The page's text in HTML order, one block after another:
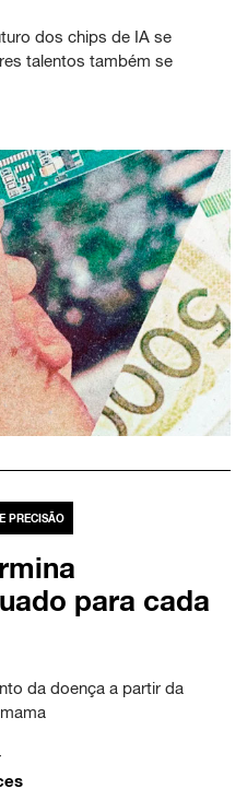
dos chips de IA se
talentos também se
PRECISÃO
para cada
da doença a partir da